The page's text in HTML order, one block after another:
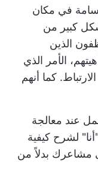
في مكان
كبير من
الذين
الأمر الذي
كما أنهم
عند معالجة
لشرح كيفية
مشاعرك بدلاً من